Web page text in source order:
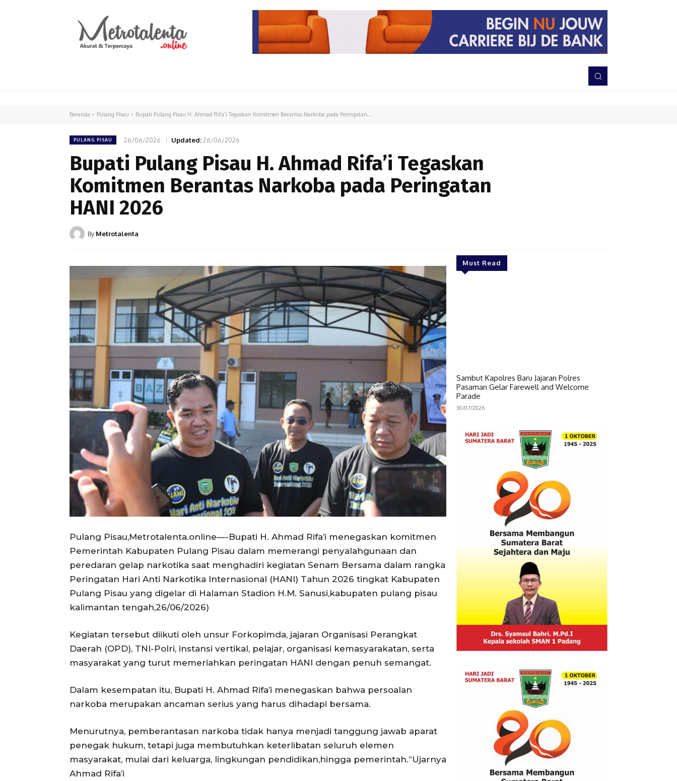
TNI-POLRI
Beranda Pulang Pisau Bupati Pulang Pisau H. Ahmad Rifa'i Tegaskan Komitmen Berantas Narkoba pada Peringatan...
PULANG PISAU 26/06/2026 Updated:26/06/2026
Bupati Pulang Pisau H. Ahmad Rifa’i Tegaskan
Komitmen Berantas Narkoba pada Peringatan
HANI 2026
By Metrotalenta
Pulang Pisau,Metrotalenta.online—-Bupati H. Ahmad Rifa’i menegaskan komitmen
Pemerintah Kabupaten Pulang Pisau dalam memerangi penyalahgunaan dan
peredaran gelap narkotika saat menghadiri kegiatan Senam Bersama dalam rangka
Peringatan Hari Anti Narkotika Internasional (HANI) Tahun 2026 tingkat Kabupaten
Pulang Pisau yang digelar di Halaman Stadion H.M. Sanusi,kabupaten pulang pisau
kalimantan tengah,26/06/2026)
Kegiatan tersebut diikuti oleh unsur Forkopimda, jajaran Organisasi Perangkat
Daerah (OPD), TNI-Polri, instansi vertikal, pelajar, organisasi kemasyarakatan, serta
masyarakat yang turut memeriahkan peringatan HANI dengan penuh semangat.
Dalam kesempatan itu, Bupati H. Ahmad Rifa’i menegaskan bahwa persoalan
narkoba merupakan ancaman serius yang harus dihadapi bersama.
Menurutnya, pemberantasan narkoba tidak hanya menjadi tanggung jawab aparat
penegak hukum, tetapi juga membutuhkan keterlibatan seluruh elemen
masyarakat, mulai dari keluarga, lingkungan pendidikan,hingga pemerintah.”Ujarnya
Ahmad Rifa’i
Must Read
Sambut Kapolres Baru Jajaran Polres
Pasaman Gelar Farewell and Welcome
Parade
30/07/2026